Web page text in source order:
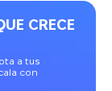
CRECE
a tus
con